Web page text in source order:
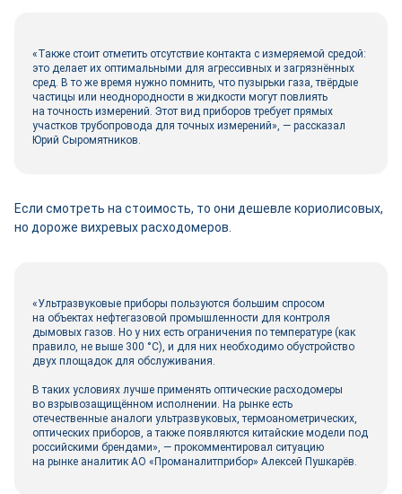
«Также стоит отметить отсутствие контакта с измеряемой средой:
это делает их оптимальными для агрессивных и загрязнённых
сред. В то же время нужно помнить, что пузырьки газа, твёрдые
частицы или неоднородности в жидкости могут повлиять
на точность измерений. Этот вид приборов требует прямых
участков трубопровода для точных измерений», ― рассказал
Юрий Сыромятников.
Если смотреть на стоимость, то они дешевле кориолисовых,
но дороже вихревых расходомеров.
«Ультразвуковые приборы пользуются большим спросом
на объектах нефтегазовой промышленности для контроля
дымовых газов. Но у них есть ограничения по температуре (как
правило, не выше 300 °C), и для них необходимо обустройство
двух площадок для обслуживания.
В таких условиях лучше применять оптические расходомеры
во взрывозащищённом исполнении. На рынке есть
отечественные аналоги ультразвуковых, термоанометрических,
оптических приборов, а также появляются китайские модели под
российскими брендами», ― прокомментировал ситуацию
на рынке аналитик АО «Проманалитприбор» Алексей Пушкарёв.